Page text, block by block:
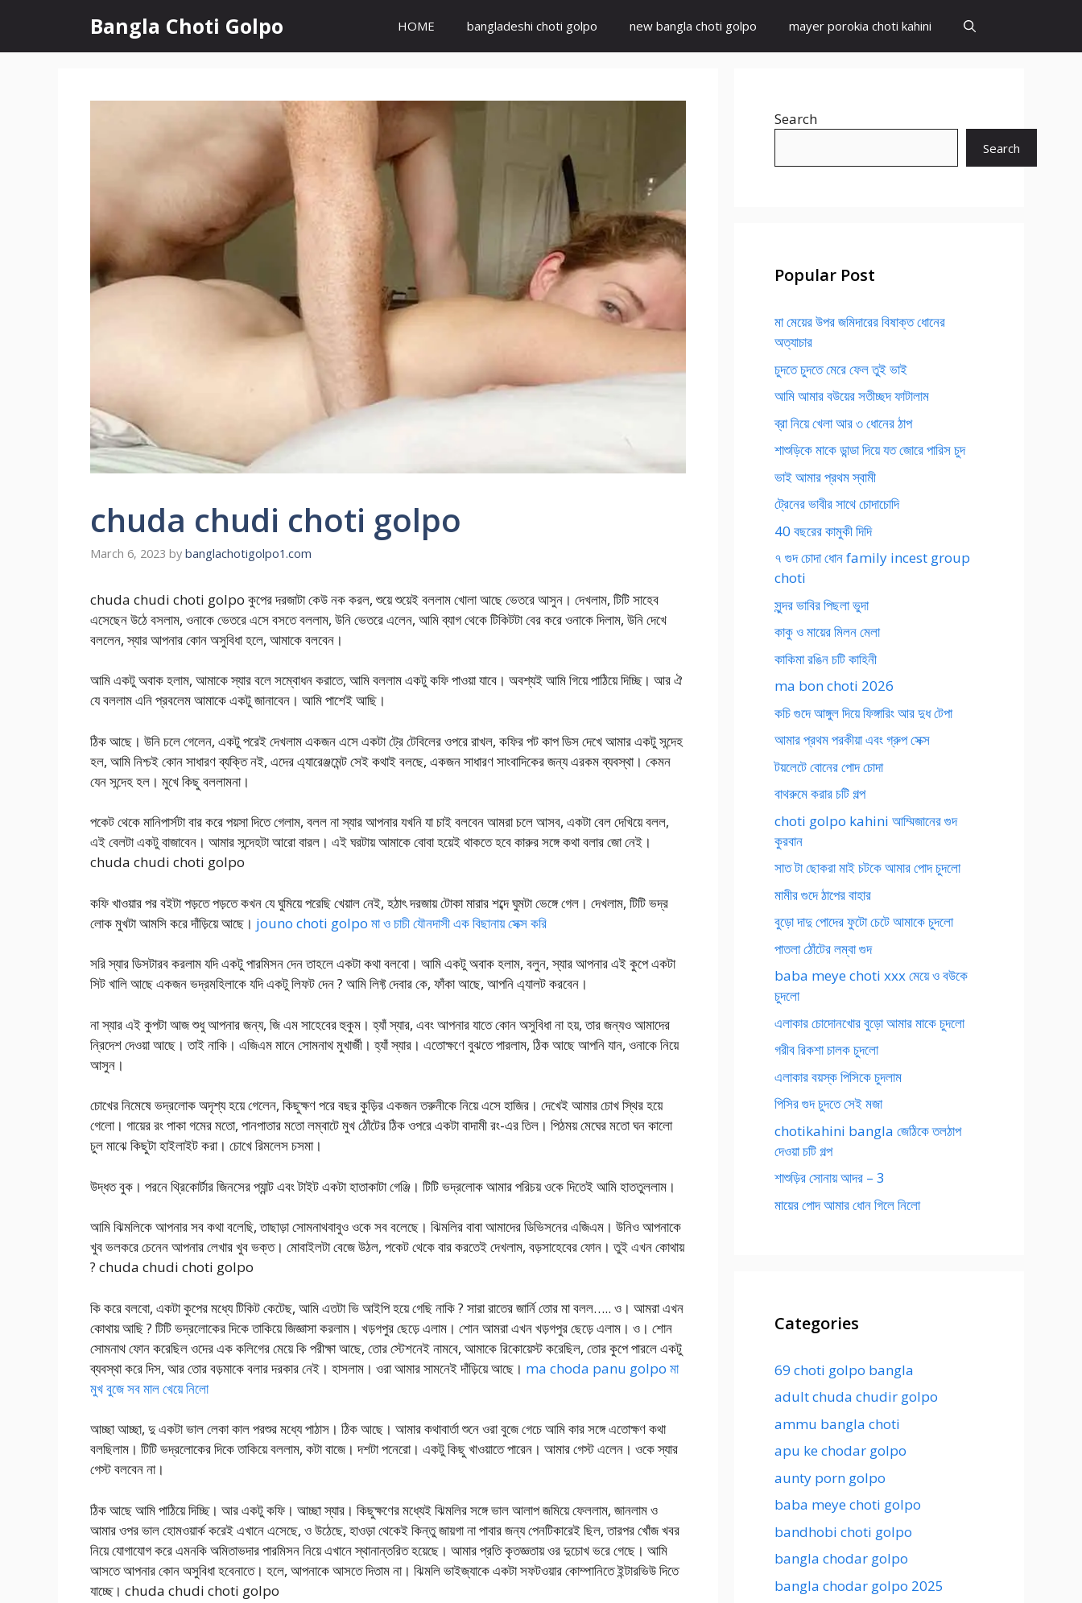
content
Bangla Choti Golpo HOME bangladeshi choti golpo new bangla choti golpo mayer porokia choti kahini
chuda chudi choti golpo
March 6, 2023 by banglachotigolpo1.com
chuda chudi choti golpo কুপের দরজাটা কেউ নক করল, শুয়ে শুয়েই বললাম খোলা আছে ভেতরে আসুন। দেখলাম, টিটি সাহেব
এসেছেন উঠে বসলাম, ওনাকে ভেতরে এসে বসতে বললাম, উনি ভেতরে এলেন, আমি ব্যাগ থেকে টিকিটটা বের করে ওনাকে দিলাম, উনি দেখে
বললেন, স্যার আপনার কোন অসুবিধা হলে, আমাকে বলবেন।
আমি একটু অবাক হলাম, আমাকে স্যার বলে সম্বোধন করাতে, আমি বললাম একটু কফি পাওয়া যাবে। অবশ্যই আমি গিয়ে পাঠিয়ে দিচ্ছি। আর ঐ
যে বললাম এনি প্রবলেম আমাকে একটু জানাবেন। আমি পাশেই আছি।
ঠিক আছে। উনি চলে গেলেন, একটু পরেই দেখলাম একজন এসে একটা ট্রে টেবিলের ওপরে রাখল, কফির পট কাপ ডিস দেখে আমার একটু সন্দেহ
হল, আমি নিশ্চই কোন সাধারণ ব্যক্তি নই, এদের এ্যারেঞ্জমেন্ট সেই কথাই বলছে, একজন সাধারণ সাংবাদিকের জন্য এরকম ব্যবস্থা। কেমন
যেন সন্দেহ হল। মুখে কিছু বললামনা।
পকেট থেকে মানিপার্সটা বার করে পয়সা দিতে গেলাম, বলল না স্যার আপনার যখনি যা চাই বলবেন আমরা চলে আসব, একটা বেল দেখিয়ে বলল,
এই বেলটা একটু বাজাবেন। আমার সন্দেহটা আরো বারল। এই ঘরটায় আমাকে বোবা হয়েই থাকতে হবে কারুর সঙ্গে কথা বলার জো নেই।
chuda chudi choti golpo
কফি খাওয়ার পর বইটা পড়তে পড়তে কখন যে ঘুমিয়ে পরেছি খেয়াল নেই, হঠাৎ দরজায় টোকা মারার শব্দে ঘুমটা ভেঙ্গে গেল। দেখলাম, টিটি ভদ্র
লোক মুখটা আমসি করে দাঁড়িয়ে আছে। jouno choti golpo মা ও চাচী যৌনদাসী এক বিছানায় সেক্স করি
সরি স্যার ডিসটারব করলাম যদি একটু পারমিসন দেন তাহলে একটা কথা বলবো। আমি একটু অবাক হলাম, বলুন, স্যার আপনার এই কুপে একটা
সিট খালি আছে একজন ভদ্রমহিলাকে যদি একটু লিফট দেন ? আমি লিফ্ট দেবার কে, ফাঁকা আছে, আপনি এ্যালট করবেন।
না স্যার এই কুপটা আজ শুধু আপনার জন্য, জি এম সাহেবের হুকুম। হ্যাঁ স্যার, এবং আপনার যাতে কোন অসুবিধা না হয়, তার জন্যও আমাদের
নি্রদেশ দেওয়া আছে। তাই নাকি। এজিএম মানে সোমনাথ মুখার্জী। হ্যাঁ স্যার। এতোক্ষণে বুঝতে পারলাম, ঠিক আছে আপনি যান, ওনাকে নিয়ে
আসুন।
চোখের নিমেষে ভদ্রলোক অদৃশ্য হয়ে গেলেন, কিছুক্ষণ পরে বছর কুড়ির একজন তরুনীকে নিয়ে এসে হাজির। দেখেই আমার চোখ স্থির হয়ে
গেলো। গায়ের রং পাকা গমের মতো, পানপাতার মতো লম্বাটে মুখ ঠোঁটের ঠিক ওপরে একটা বাদামী রং-এর তিল। পিঠময় মেঘের মতো ঘন কালো
চুল মাঝে কিছুটা হাইলাইট করা। চোখে রিমলেস চসমা।
উদ্ধত বুক। পরনে থ্রিকোর্টার জিনসের প্যান্ট এবং টাইট একটা হাতাকাটা গেঞ্জি। টিটি ভদ্রলোক আমার পরিচয় ওকে দিতেই আমি হাততুললাম।
আমি ঝিমলিকে আপনার সব কথা বলেছি, তাছাড়া সোমনাথবাবুও ওকে সব বলেছে। ঝিমলির বাবা আমাদের ডিভিসনের এজিএম। উনিও আপনাকে
খুব ভলকরে চেনেন আপনার লেখার খুব ভক্ত। মোবাইলটা বেজে উঠল, পকেট থেকে বার করতেই দেখলাম, বড়সাহেবের ফোন। তুই এখন কোথায়
? chuda chudi choti golpo
কি করে বলবো, একটা কুপের মধ্যে টিকিট কেটেছ, আমি এতটা ভি আইপি হয়ে গেছি নাকি ? সারা রাতের জার্নি তোর মা বলল….. ও। আমরা এখন
কোথায় আছি ? টিটি ভদ্রলোকের দিকে তাকিয়ে জিজ্ঞাসা করলাম। খড়গপুর ছেড়ে এলাম। শোন আমরা এখন খড়গপুর ছেড়ে এলাম। ও। শোন
সোমনাথ ফোন করেছিল ওদের এক কলিগের মেয়ে কি পরীক্ষা আছে, তোর স্টেশনেই নামবে, আমাকে রিকোয়েস্ট করেছিল, তোর কুপে পারলে একটু
ব্যবস্থা করে দিস, আর তোর বড়মাকে বলার দরকার নেই। হাসলাম। ওরা আমার সামনেই দাঁড়িয়ে আছে। ma choda panu golpo মা
মুখ বুজে সব মাল খেয়ে নিলো
আচ্ছা আচ্ছা, দু একটা ভাল লেকা কাল পরশুর মধ্যে পাঠাস। ঠিক আছে। আমার কথাবার্তা শুনে ওরা বুজে গেচে আমি কার সঙ্গে এতোক্ষণ কথা
বলছিলাম। টিটি ভদ্রলোকের দিকে তাকিয়ে বললাম, কটা বাজে। দশটা পনেরো। একটু কিছু খাওয়াতে পারেন। আমার গেস্ট এলেন। ওকে স্যার
গেস্ট বলবেন না।
ঠিক আছে আমি পাঠিয়ে দিচ্ছি। আর একটু কফি। আচ্ছা স্যার। কিছুক্ষণের মধ্যেই ঝিমলির সঙ্গে ভাল আলাপ জমিয়ে ফেললাম, জানলাম ও
আমার ওপর ভাল হোমওয়ার্ক করেই এখানে এসেছে, ও উঠেছে, হাওড়া থেকেই কিন্তু জায়গা না পাবার জন্য পেনটিকারেই ছিল, তারপর খোঁজ খবর
নিয়ে যোগাযোগ করে এমনকি অমিতাভদার পারমিসন নিয়ে এখানে স্থানান্তরিত হয়েছে। আমার প্রতি কৃতজ্ঞতায় ওর দুচোখ ভরে গেছে। আমি
আসতে আপনার কোন অসুবিধা হবেনাতে। হলে, আপনাকে আসতে দিতাম না। ঝিমলি ভাইজ্যাকে একটা সফটওয়ার কোম্পানিতে ইন্টারভিউ দিতে
যাচ্ছে। chuda chudi choti golpo
Search
Search
Popular Post
মা মেয়ের উপর জমিদারের বিষাক্ত ধোনের
অত্যাচার
চুদতে চুদতে মেরে ফেল তুই ভাই
আমি আমার বউয়ের সতীচ্ছদ ফাটালাম
ব্রা নিয়ে খেলা আর ৩ ধোনের ঠাপ
শাশুড়িকে মাকে ডান্ডা দিয়ে যত জোরে পারিস চুদ
ভাই আমার প্রথম স্বামী
ট্রেনের ভাবীর সাথে চোদাচোদি
40 বছরের কামুকী দিদি
৭ গুদ চোদা ধোন family incest group
choti
সুন্দর ভাবির পিছলা ভুদা
কাকু ও মায়ের মিলন মেলা
কাকিমা রঙিন চটি কাহিনী
ma bon choti 2026
কচি গুদে আঙ্গুল দিয়ে ফিঙ্গারিং আর দুধ টেপা
আমার প্রথম পরকীয়া এবং গ্রুপ সেক্স
টয়লেটে বোনের পোদ চোদা
বাথরুমে করার চটি গল্প
choti golpo kahini আম্মিজানের গুদ
কুরবান
সাত টা ছোকরা মাই চটকে আমার পোদ চুদলো
মামীর গুদে ঠাপের বাহার
বুড়ো দাদু পোদের ফুটো চেটে আমাকে চুদলো
পাতলা ঠোঁটের লম্বা গুদ
baba meye choti xxx মেয়ে ও বউকে
চুদলো
এলাকার চোদোনখোর বুড়ো আমার মাকে চুদলো
গরীব রিকশা চালক চুদলো
এলাকার বয়স্ক পিসিকে চুদলাম
পিসির গুদ চুদতে সেই মজা
chotikahini bangla জেঠিকে তলঠাপ
দেওয়া চটি গল্প
শাশুড়ির সোনায় আদর – 3
মায়ের পোদ আমার ধোন গিলে নিলো
Categories
69 choti golpo bangla
adult chuda chudir golpo
ammu bangla choti
apu ke chodar golpo
aunty porn golpo
baba meye choti golpo
bandhobi choti golpo
bangla chodar golpo
bangla chodar golpo 2025